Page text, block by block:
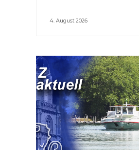
4. August 2026